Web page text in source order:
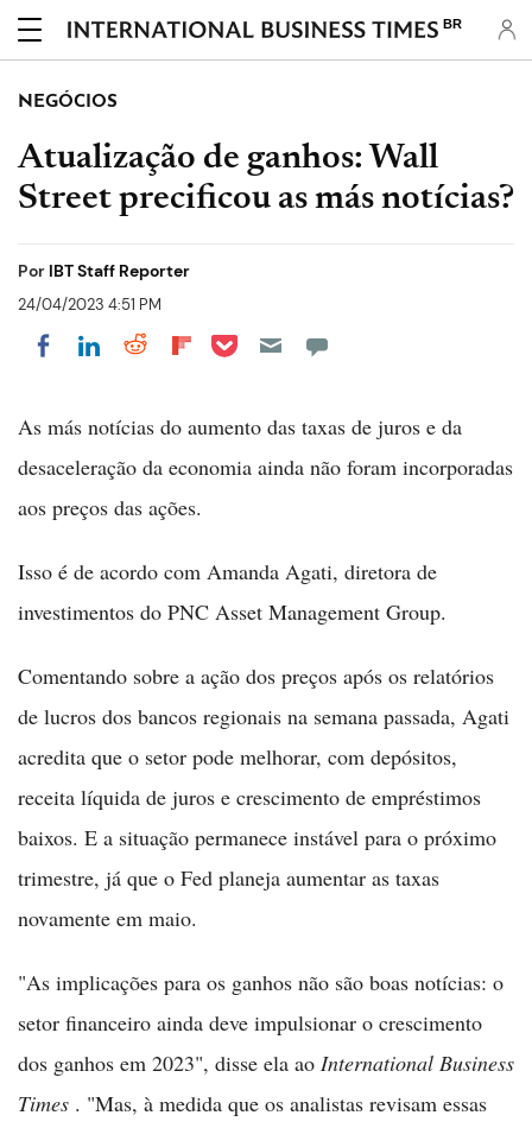
BR
NEGÓCIOS
Atualização de ganhos: Wall
Street precificou as más notícias?
Por IBT Staff Reporter
24/04/2023 4:51 PM
Share on Facebook
Share on LinkedIn
Share on Reddit
Share on Flipboard
Share on Pocket
As más notícias do aumento das taxas de juros e da
desaceleração da economia ainda não foram incorporadas
aos preços das ações.
Isso é de acordo com Amanda Agati, diretora de
investimentos do PNC Asset Management Group.
Comentando sobre a ação dos preços após os relatórios
de lucros dos bancos regionais na semana passada, Agati
acredita que o setor pode melhorar, com depósitos,
receita líquida de juros e crescimento de empréstimos
baixos. E a situação permanece instável para o próximo
trimestre, já que o Fed planeja aumentar as taxas
novamente em maio.
"As implicações para os ganhos não são boas notícias: o
setor financeiro ainda deve impulsionar o crescimento
dos ganhos em 2023", disse ela ao International Business
Times . "Mas, à medida que os analistas revisam essas